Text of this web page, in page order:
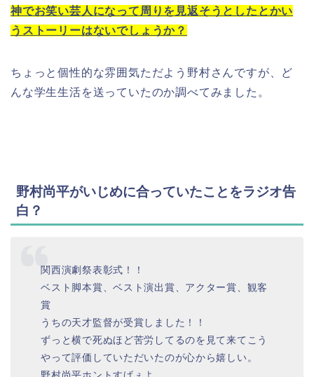
神でお笑い芸人になって周りを見返そうとしたとかい
うストーリーはないでしょうか？
ちょっと個性的な雰囲気ただよう野村さんですが、ど
んな学生生活を送っていたのか調べてみました。
野村尚平がいじめに合っていたことをラジオ告
白？
関西演劇祭表彰式！！
ベスト脚本賞、ベスト演出賞、アクター賞、観客
賞
うちの天才監督が受賞しました！！
ずっと横で死ぬほど苦労してるのを見て来てこう
やって評価していただいたのが心から嬉しい。